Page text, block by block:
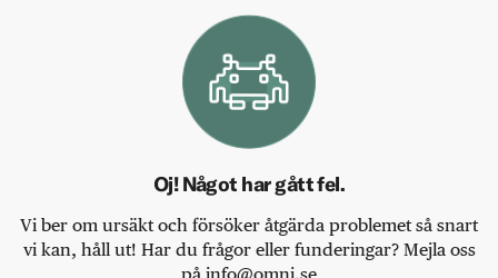
Oj! Något har gått fel.
Vi ber om ursäkt och försöker åtgärda problemet så snart
vi kan, håll ut! Har du frågor eller funderingar? Mejla oss